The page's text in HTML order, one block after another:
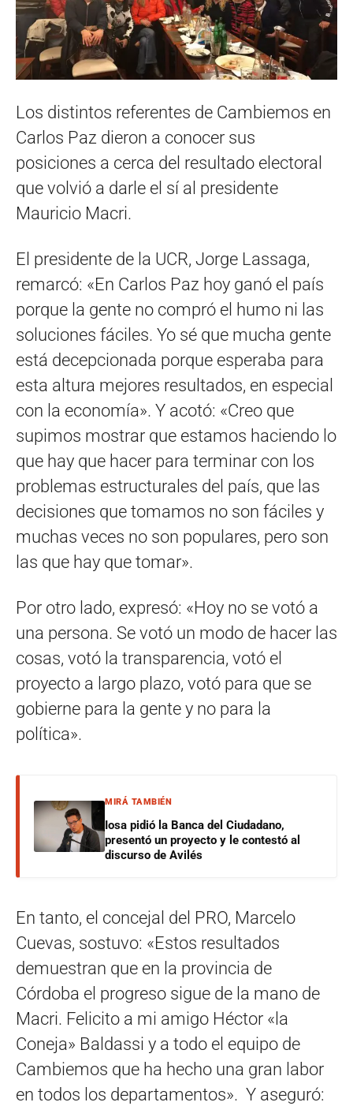
Los distintos referentes de Cambiemos en
Carlos Paz dieron a conocer sus
posiciones a cerca del resultado electoral
que volvió a darle el sí al presidente
Mauricio Macri.
El presidente de la UCR, Jorge Lassaga,
remarcó: «En Carlos Paz hoy ganó el país
porque la gente no compró el humo ni las
soluciones fáciles. Yo sé que mucha gente
está decepcionada porque esperaba para
esta altura mejores resultados, en especial
con la economía». Y acotó: «Creo que
supimos mostrar que estamos haciendo lo
que hay que hacer para terminar con los
problemas estructurales del país, que las
decisiones que tomamos no son fáciles y
muchas veces no son populares, pero son
las que hay que tomar».
Por otro lado, expresó: «Hoy no se votó a
una persona. Se votó un modo de hacer las
cosas, votó la transparencia, votó el
proyecto a largo plazo, votó para que se
gobierne para la gente y no para la
política».
MIRÁ TAMBIÉN
Iosa pidió la Banca del Ciudadano,
presentó un proyecto y le contestó al
discurso de Avilés
En tanto, el concejal del PRO, Marcelo
Cuevas, sostuvo: «Estos resultados
demuestran que en la provincia de
Córdoba el progreso sigue de la mano de
Macri. Felicito a mi amigo Héctor «la
Coneja» Baldassi y a todo el equipo de
Cambiemos que ha hecho una gran labor
en todos los departamentos». Y aseguró: